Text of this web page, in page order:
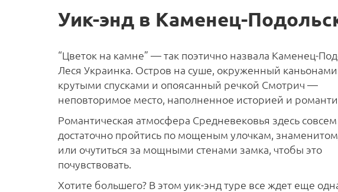
Уик-энд в Каменец-
“Цветок на камне” — так поэтично назвала Каменец-
Леся Украинка. Остров на суше, окруженный
крутыми спусками и опоясанный речкой Смотрич —
неповторимое место, наполненное историей и
Романтическая атмосфера Средневековья здесь
достаточно пройтись по мощеным улочкам,
или очутиться за мощными стенами замка, чтобы это
почувствовать.
Хотите большего? В этом уик-энд туре все ждет еще